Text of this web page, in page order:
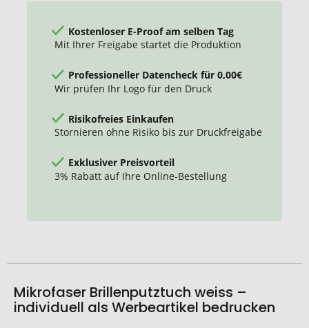
Kostenloser E-Proof am selben Tag
Mit Ihrer Freigabe startet die Produktion
Professioneller Datencheck für 0,00€
Wir prüfen Ihr Logo für den Druck
Risikofreies Einkaufen
Stornieren ohne Risiko bis zur Druckfreigabe
Exklusiver Preisvorteil
3% Rabatt auf Ihre Online-Bestellung
Mikrofaser Brillenputztuch weiss –
individuell als Werbeartikel bedrucken